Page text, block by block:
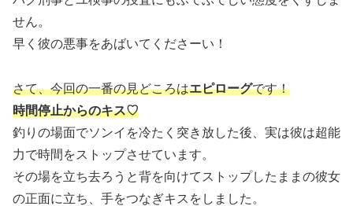
せん。
早く彼の悪事をあばいてくださーい！
さて、今回の一番の見どころはエピローグです！
時間停止からのキス♡
釣りの場面でソンイを冷たく突き放した後、実は彼は超能
力で時間をストップさせています。
その場を立ち去ろうと背を向けてストップしたままの彼女
の正面に立ち、手をつなぎキスをしました。